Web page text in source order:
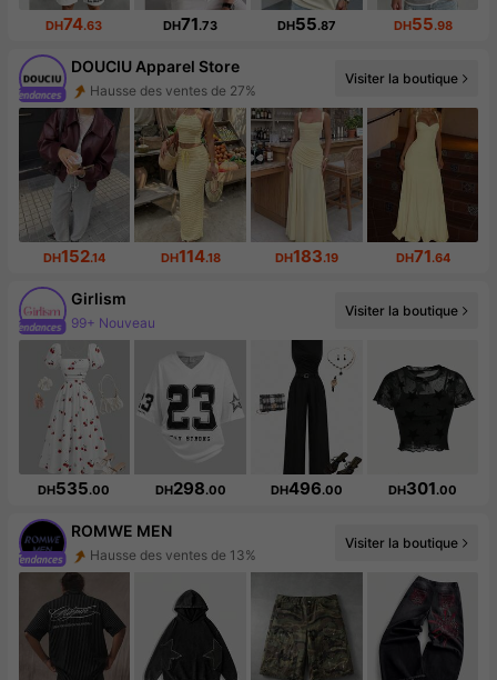
DH74.63 DH71.73 DH55.87 DH55.98
DOUCIU Apparel Store
Hausse des ventes de 27%
Visiter la boutique
DH152.14 DH114.18 DH183.19 DH71.64
Girlism
99+ Nouveau
Visiter la boutique
DH535.00 DH298.00 DH496.00 DH301.00
ROMWE MEN
Hausse des ventes de 13%
665K abonné(e)(s)
Visiter la boutique